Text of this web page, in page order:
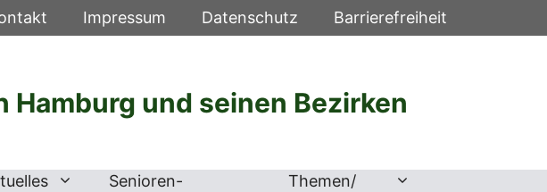
Impressum Datenschutz Barrierefreiheit
und seinen Bezirken
Senioren-
Themen/